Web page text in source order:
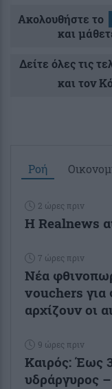
Ακολουθήστε το
και
Δείτε όλες τις
και τον
Ροή
2 ώρες πριν
Η Realnews
7 ώρες πριν
Νέα
vouchers για
αρχίζουν οι
9 ώρες πριν
Καιρός: Έως
υδράργυρος –